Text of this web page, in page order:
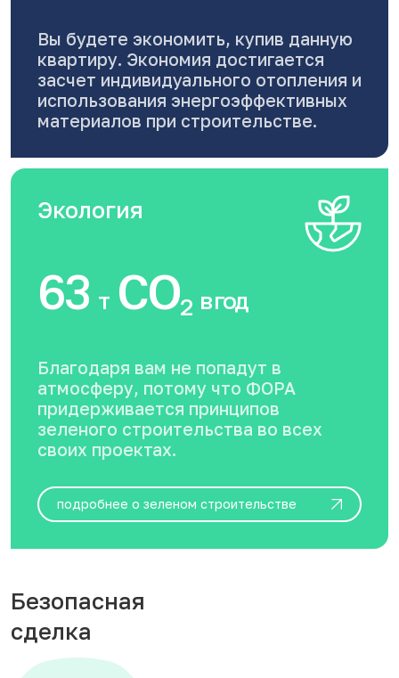
Вы будете экономить, купив данную
квартиру. Экономия достигается
засчет индивидуального отопления и
использования энергоэффективных
материалов при строительстве.
Экология
63 тCO2 в год
Благодаря вам не попадут в
атмосферу, потому что ФОРА
придерживается принципов
зеленого строительства во всех
своих проектах.
подробнее о зеленом строительстве
Безопасная
сделка